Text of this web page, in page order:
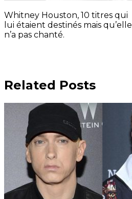
Whitney Houston, 10 titres qui
lui étaient destinés mais qu’elle
n’a pas chanté.
Related Posts